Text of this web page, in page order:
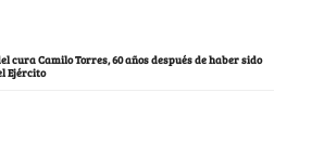
cura Camilo Torres, 60 años después de haber sido
Ejército